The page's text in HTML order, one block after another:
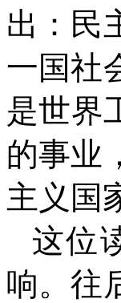
出：民
一国社
是世界
的事业
主义国
这位
响。往